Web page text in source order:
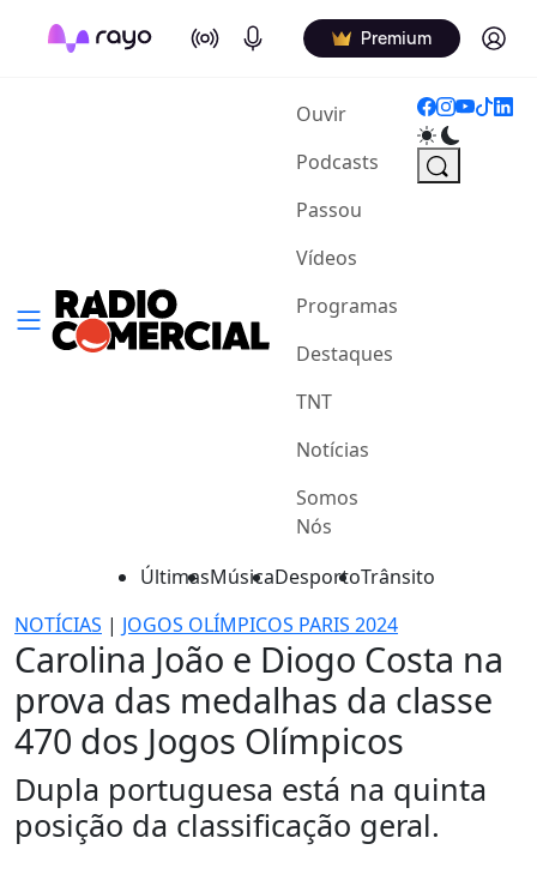
On Air Podcasts Premium Log in
Ouvir(current)
Podcasts
Passou
Vídeos
Programas
Destaques
TNT
Notícias
Somos
Nós
ÚltimasMúsicaDesportoTrânsito
NOTÍCIAS | JOGOS OLÍMPICOS PARIS 2024
Carolina João e Diogo Costa na
prova das medalhas da classe
470 dos Jogos Olímpicos
Dupla portuguesa está na quinta
posição da classificação geral.